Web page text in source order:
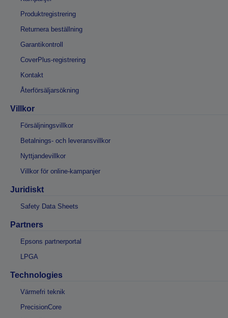
Produktregistrering
Returnera beställning
Garantikontroll
CoverPlus-registrering
Kontakt
Återförsäljarsökning
Villkor
Försäljningsvillkor
Betalnings- och leveransvillkor
Nyttjandevillkor
Villkor för online-kampanjer
Juridiskt
Safety Data Sheets
Partners
Epsons partnerportal
LPGA
Technologies
Värmefri teknik
PrecisionCore